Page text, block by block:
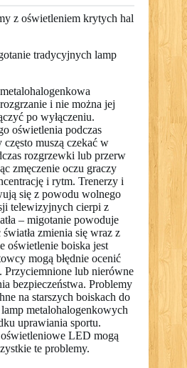
z oświetleniem krytych hal
tradycyjnych lamp
i nie można jej
po wyłączeniu.
oświetlenia podczas
muszą czekać w
rozgrzewki lub przerw
zmęczenie oczu graczy
i rytm. Trenerzy i
się z powodu wolnego
telewizyjnych cierpi z
– migotanie powoduje
zmienia się wraz z
oświetlenie boiska jest
mogą błędnie ocenić
Przyciemnione lub nierówne
bezpieczeństwa. Problemy
na starszych boiskach do
metalohalogenkowych
uprawiania sportu.
LED mogą
te problemy.